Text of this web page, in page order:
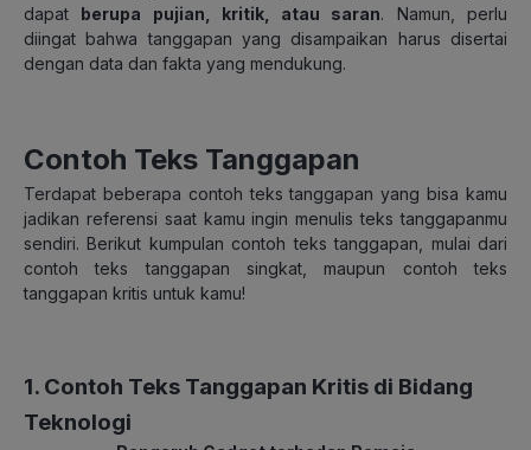
dapat berupa pujian, kritik, atau saran. Namun, perlu
diingat bahwa tanggapan yang disampaikan harus disertai
dengan data dan fakta yang mendukung.
Contoh Teks Tanggapan
Terdapat beberapa contoh teks tanggapan yang bisa kamu
jadikan referensi saat kamu ingin menulis teks tanggapanmu
sendiri. Berikut kumpulan contoh teks tanggapan, mulai dari
contoh teks tanggapan singkat, maupun contoh teks
tanggapan kritis untuk kamu!
1. Contoh Teks Tanggapan Kritis di Bidang
Teknologi